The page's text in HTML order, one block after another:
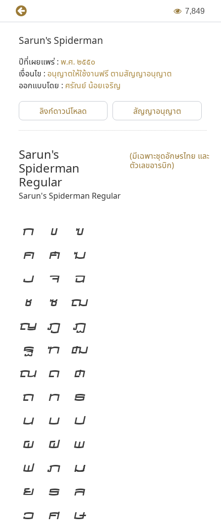
7,849
Sarun's Spiderman
ปีที่เผยแพร่ : พ.ศ. ๒๕๕๐
เงื่อนไข : อนุญาตให้ใช้งานฟรี ตามสัญญาอนุญาต
ออกแบบโดย : ศรัณย์ น้อยเจริญ
ลิงก์ดาวน์โหลด สัญญาอนุญาต
Sarun's
Spiderman
Regular
(มีเฉพาะชุดอักษรไทย และ
ตัวเลขอารบิก)
Sarun's Spiderman Regular
ก ข
ฃ
ค
ฅ
ฆ
ง
จ
ฉ
ช
ซ
ฌ
ญ ฎ
ฏ
ฐ
ฑ
ฒ
ณ
ด
ต
ถ
ท
ธ
น
บ
ป
ผ
ฝ
พ
ฟ
ภ
ม
ย
ร
ล
ว
ศ
ษ